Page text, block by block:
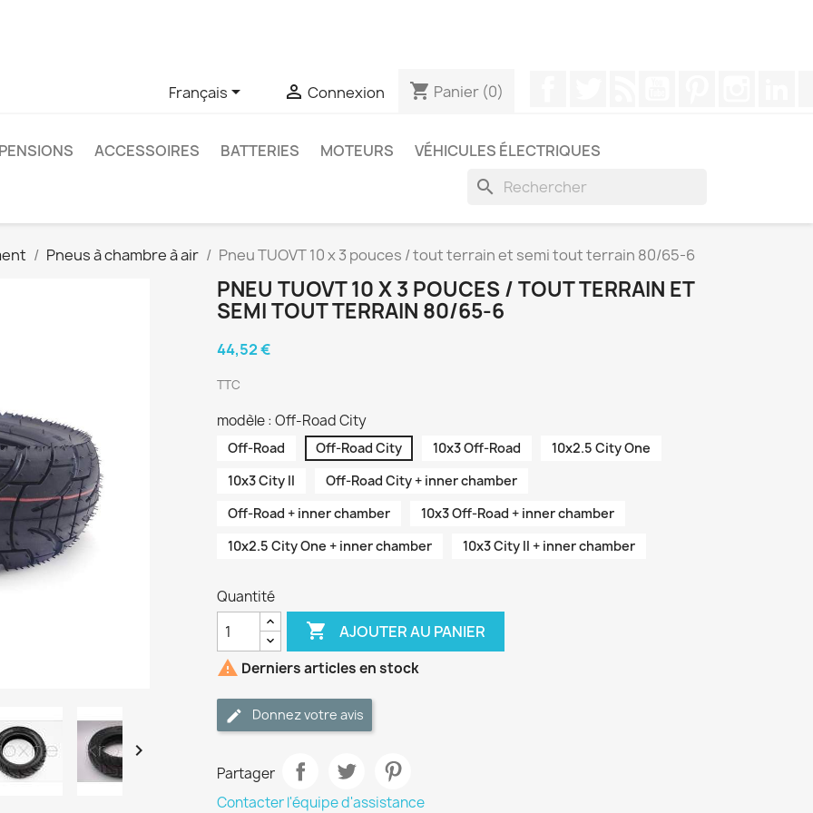
Français  Connexion shopping_cart Panier (0)
ACCESSOIRES BATTERIES MOTEURS VÉHICULES ÉLECTRIQUES
search
Pneus à chambre à air Pneu TUOVT 10 x 3 pouces / tout terrain et semi tout terrain 80/65-6

PNEU TUOVT 10 X 3 POUCES / TOUT TERRAIN ET
SEMI TOUT TERRAIN 80/65-6
44,52 €
TTC
modèle : Off-Road City
Off-Road Off-Road City 10x3 Off-Road
10x2.5 City One
10x3 City II
Off-Road City + inner chamber
Off-Road + inner chamber
10x3 Off-Road + inner chamber
10x2.5 City One + inner chamber
10x3 City II + inner chamber
Quantité
 AJOUTER AU PANIER
 Derniers articles en stock
Donnez votre avis
Partager
Contacter l'équipe d'assistance